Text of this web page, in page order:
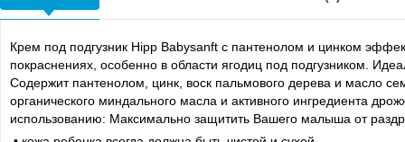
Крем под подгузник Hipp Babysanft с пантенолом и цинком
покраснениях, особенно в области ягодиц под подгузником.
Содержит пантенолом, цинк, воск пальмового дерева и масло
органического миндального масла и активного ингредиента
использованию: Максимально защитить Вашего малыша от